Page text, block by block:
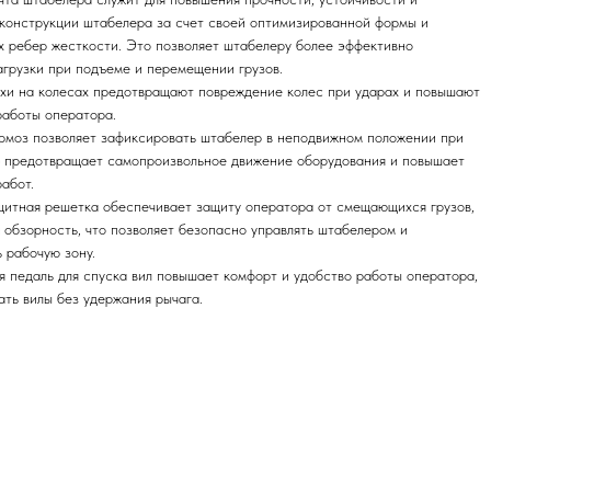
штабелера за счет своей оптимизированной формы и
ребер жесткости. Это позволяет штабелеру более эффективно
при подъеме и перемещении грузов.
на колесах предотвращают повреждение колес при ударах и повышают
оператора.
позволяет зафиксировать штабелер в неподвижном положении при
самопроизвольное движение оборудования и повышает
решетка обеспечивает защиту оператора от смещающихся грузов,
обзорность, что позволяет безопасно управлять штабелером и
рабочую зону.
педаль для спуска вил повышает комфорт и удобство работы оператора,
вилы без удержания рычага.